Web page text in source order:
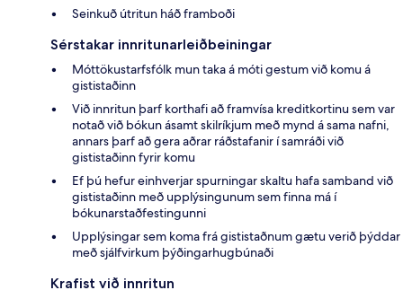
Seinkuð útritun háð framboði
Sérstakar innritunarleiðbeiningar
Móttökustarfsfólk mun taka á móti gestum við komu á
gististaðinn
Við innritun þarf korthafi að framvísa kreditkortinu sem var
notað við bókun ásamt skilríkjum með mynd á sama nafni,
annars þarf að gera aðrar ráðstafanir í samráði við
gististaðinn fyrir komu
Ef þú hefur einhverjar spurningar skaltu hafa samband við
gististaðinn með upplýsingunum sem finna má í
bókunarstaðfestingunni
Upplýsingar sem koma frá gististaðnum gætu verið þýddar
með sjálfvirkum þýðingarhugbúnaði
Krafist við innritun